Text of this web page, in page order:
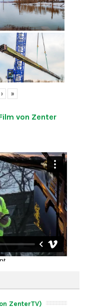
› »
von Zenter
ZenterTV)